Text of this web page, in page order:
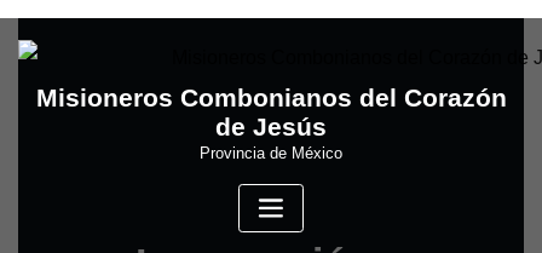
to
Misioneros Combonianos del Corazón
de Jesús
Provincia de México